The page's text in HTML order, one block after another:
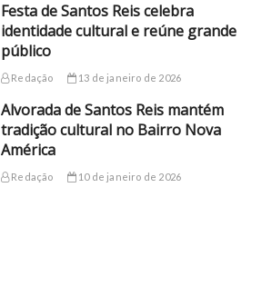
Festa de Santos Reis celebra
identidade cultural e reúne grande
público
Redação 13 de janeiro de 2026
Alvorada de Santos Reis mantém
tradição cultural no Bairro Nova
América
Redação 10 de janeiro de 2026